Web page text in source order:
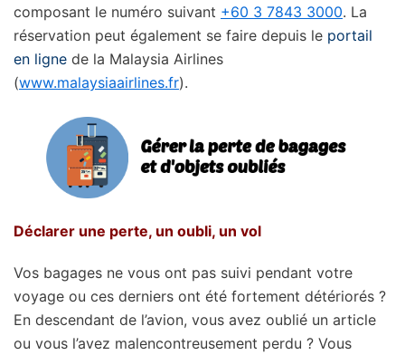
composant le numéro suivant +60 3 7843 3000. La
réservation peut également se faire depuis le portail
en ligne de la Malaysia Airlines
(www.malaysiaairlines.fr).
Déclarer une perte, un oubli, un vol
Vos bagages ne vous ont pas suivi pendant votre
voyage ou ces derniers ont été fortement détériorés ?
En descendant de l’avion, vous avez oublié un article
ou vous l’avez malencontreusement perdu ? Vous